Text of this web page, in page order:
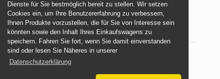
Dienste für Sie bestmöglich bereit zu stellen. Wir setzen
Cookies ein, um Ihre Benutzererfahrung zu verbessern,
Ihnen Produkte vorzustellen, die für Sie von Interesse sein
könnten sowie den Inhalt Ihres Einkaufswagens zu
speichern. Fahren Sie fort, wenn Sie damit einverstanden
sind oder lesen Sie Näheres in unserer
Datenschutzerklärung
Vertrag widerrufen
© 2026 -